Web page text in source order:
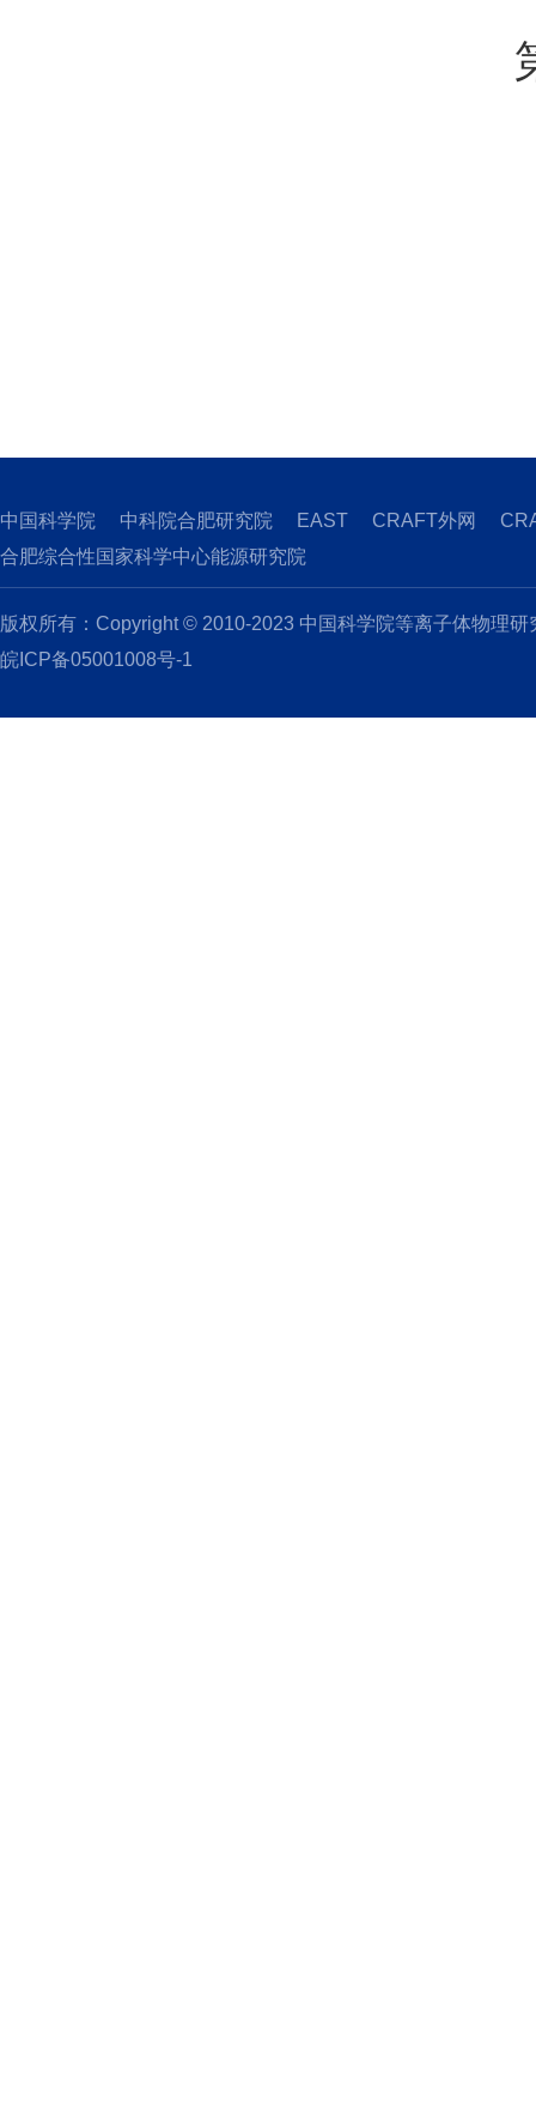
中国科学院 中科院合肥研究院 EAST CRAFT外网
合肥综合性国家科学中心能源研究院
版权所有：Copyright © 2010-2023 中国科学院等离子体物理
皖ICP备05001008号-1